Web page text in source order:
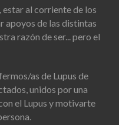
al corriente de los
apoyos de las distintas
razón de ser... pero el
as de Lupus de
unidos por una
el Lupus y motivarte